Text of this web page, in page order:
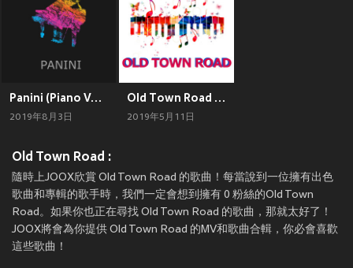
Panini (Piano Version)
2019年8月3日
Old Town Road (Piano Version)
2019年5月11日
Old Town Road :
隨時上JOOX欣賞 Old Town Road 的歌曲！每當說到一位擁有出色
歌曲和專輯的歌手時，我們一定會想到擁有 0 粉絲的Old Town
Road。如果你也正在尋找 Old Town Road 的歌曲，那就太好了！
JOOX將會為你提供 Old Town Road 的MV和歌曲合輯，你必會喜歡
這些歌曲！